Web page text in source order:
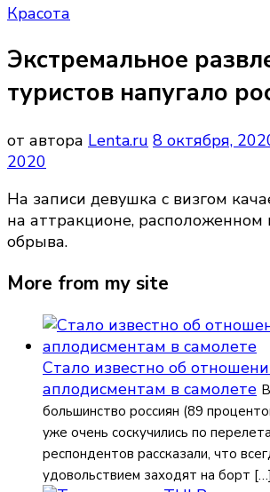
Красота
Экстремальное
туристов напугало
от автора Lenta.ru 8 октября,
2020
На записи девушка с визгом
на аттракционе, расположенном
обрыва.
More from my site
Стало известно об
аплодисментам в самолете
большинство россиян (89
уже очень соскучились по
респондентов рассказали, что
удовольствием заходят на борт […]